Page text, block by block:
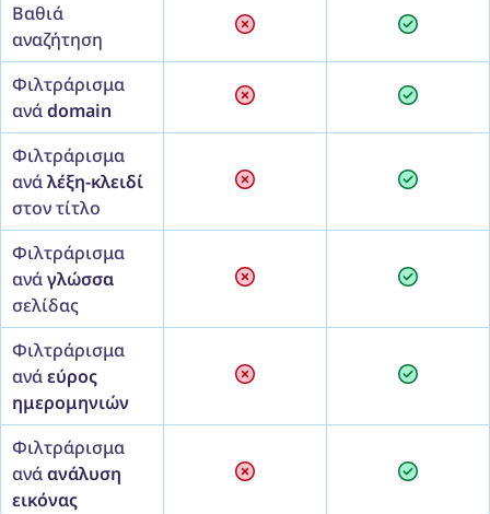
Βαθιά
αναζήτηση
Φιλτράρισμα
ανάdomain
Φιλτράρισμα
ανάλέξη-κλειδί
στον τίτλο
Φιλτράρισμα
ανάγλώσσα
σελίδας
Φιλτράρισμα
ανάεύρος
ημερομηνιών
Φιλτράρισμα
ανάανάλυση
εικόνας